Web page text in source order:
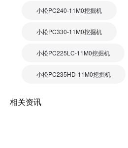
小松PC240-11M0挖掘机
小松PC330-11M0挖掘机
小松PC225LC-11M0挖掘机
小松PC235HD-11M0挖掘机
相关资讯